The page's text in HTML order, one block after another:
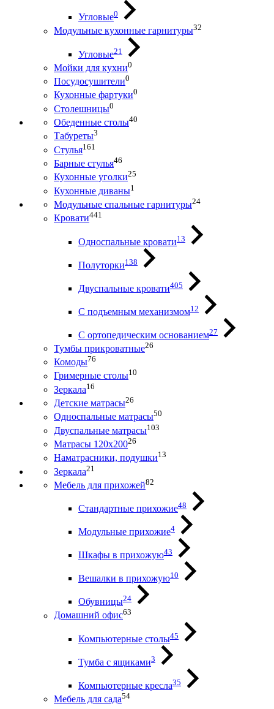
Угловые0
Модульные кухонные гарнитуры32
Угловые21
Мойки для кухни0
Посудосушители0
Кухонные фартуки0
Столешницы0
Обеденные столы40
Табуреты3
Стулья161
Барные стулья46
Кухонные уголки25
Кухонные диваны1
Модульные спальные гарнитуры24
Кровати441
Односпальные кровати13
Полуторки138
Двуспальные кровати405
С подъемным механизмом12
С ортопедическим основанием27
Тумбы прикроватные26
Комоды76
Гримерные столы10
Зеркала16
Детские матрасы26
Односпальные матрасы50
Двуспальные матрасы103
Матрасы 120х20026
Наматрасники, подушки13
Зеркала21
Мебель для прихожей82
Стандартные прихожие48
Модульные прихожие4
Шкафы в прихожую43
Вешалки в прихожую10
Обувницы24
Домашний офис63
Компьютерные столы45
Тумба с ящиками3
Компьютерные кресла35
Мебель для сада54